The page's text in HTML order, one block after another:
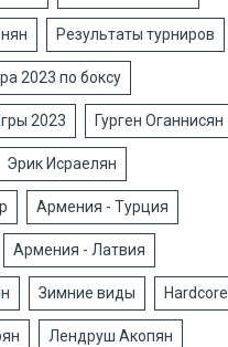
Результаты турниров
2023 по боксу
2023 Гурген Оганнисян
Эрик Исраелян
Армения - Турция
Армения - Латвия
Зимние виды Hardcore
Лендруш Акопян